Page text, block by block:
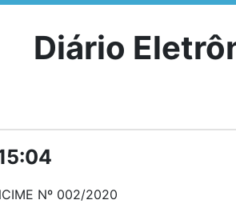
Diário
Nº 002/2020